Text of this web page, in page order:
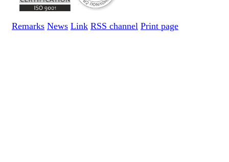
Remarks News Link RSS channel Print page